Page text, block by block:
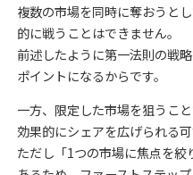
複数の市場を同時に奪おうと
的に戦うことはできません。
前述したように第一法則の戦
ポイントになるからです。
一方、限定した市場を狙うこ
効果的にシェアを広げられる
ただし「1つの市場に焦点を